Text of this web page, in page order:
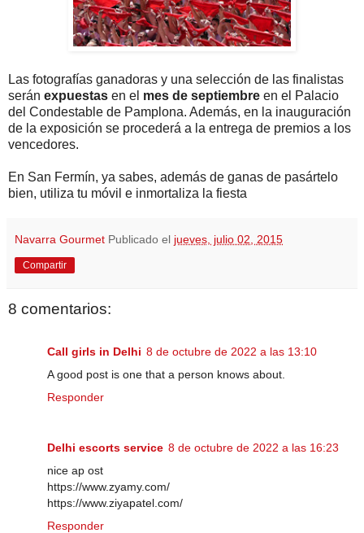
Las fotografías ganadoras y una selección de las finalistas
serán expuestas en el mes de septiembre en el Palacio
del Condestable de Pamplona. Además, en la inauguración
de la exposición se procederá a la entrega de premios a los
vencedores.
En San Fermín, ya sabes, además de ganas de pasártelo
bien, utiliza tu móvil e inmortaliza la fiesta
Navarra Gourmet Publicado el jueves, julio 02, 2015
Compartir
8 comentarios:
Call girls in Delhi 8 de octubre de 2022 a las 13:10
A good post is one that a person knows about.
Responder
Delhi escorts service 8 de octubre de 2022 a las 16:23
nice ap ost
https://www.zyamy.com/
https://www.ziyapatel.com/
Responder